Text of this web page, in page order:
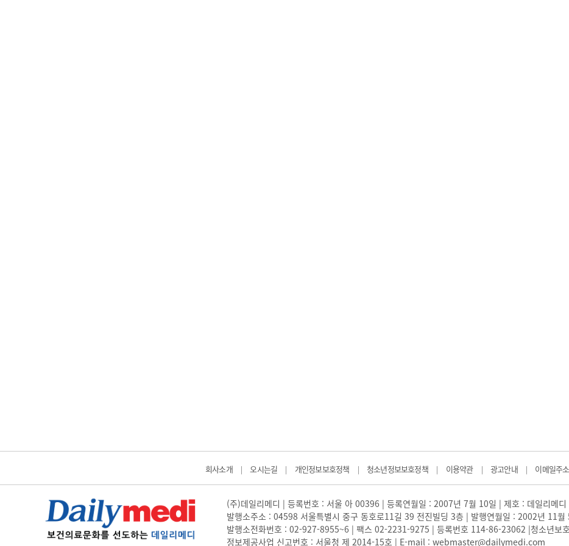
회사소개 | 오시는길 | 개인정보보호정책 | 청소년정보보호정책 | 이용약관 | 광고안내 | 이메일주
(주)데일리메디 | 등록번호 : 서울 아 00396 | 등록연월일 : 2007년 7월 10일 | 제호 : 데일리메
발행소주소 : 04598 서울특별시 중구 동호로11길 39 전진빌딩 3층 | 발행연월일 : 2002년 11월
발행소전화번호 : 02-927-8955~6 | 팩스 02-2231-9275 | 등록번호 114-86-23062 |청소년보
정보제공사업 신고번호 : 서울청 제 2014-15호 | E-mail : webmaster@dailymedi.com